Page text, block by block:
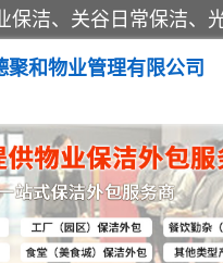
聚和物业管理有限公司